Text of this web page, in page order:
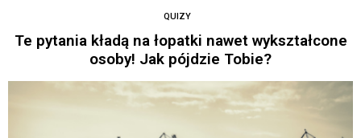
QUIZY
Te pytania kładą na łopatki nawet wykształcone
osoby! Jak pójdzie Tobie?